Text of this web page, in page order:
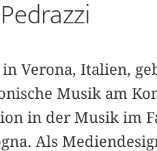
Verona, Italien,
Musik am
in der Musik im
Als